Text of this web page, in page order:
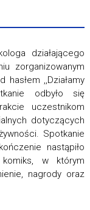
działającego
zorganizowanym
,,Działamy
odbyło się
uczestnikom
dotyczących
Spotkanie
nastąpiło
w którym
nagrody oraz